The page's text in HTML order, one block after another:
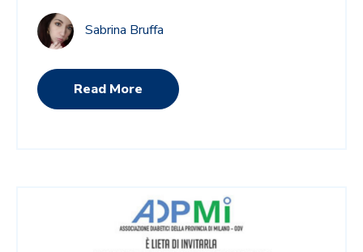
Sabrina Bruffa
Read More